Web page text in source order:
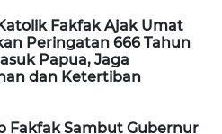
Fakfak Ajak Umat
Peringatan 666 Tahun
Papua, Jaga
dan Ketertiban
Fakfak Sambut Gubernur